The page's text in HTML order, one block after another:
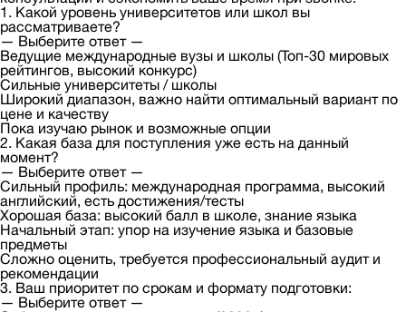
1. Какой уровень университетов или школ вы
рассматриваете?
— Выберите ответ —
Ведущие международные вузы и школы (Топ-30 мировых
рейтингов, высокий конкурс)
Сильные университеты / школы
Широкий диапазон, важно найти оптимальный вариант по
цене и качеству
Пока изучаю рынок и возможные опции
2. Какая база для поступления уже есть на данный
момент?
— Выберите ответ —
Сильный профиль: международная программа, высокий
английский, есть достижения/тесты
Хорошая база: высокий балл в школе, знание языка
Начальный этап: упор на изучение языка и базовые
предметы
Сложно оценить, требуется профессиональный аудит и
рекомендации
3. Ваш приоритет по срокам и формату подготовки:
— Выберите ответ —